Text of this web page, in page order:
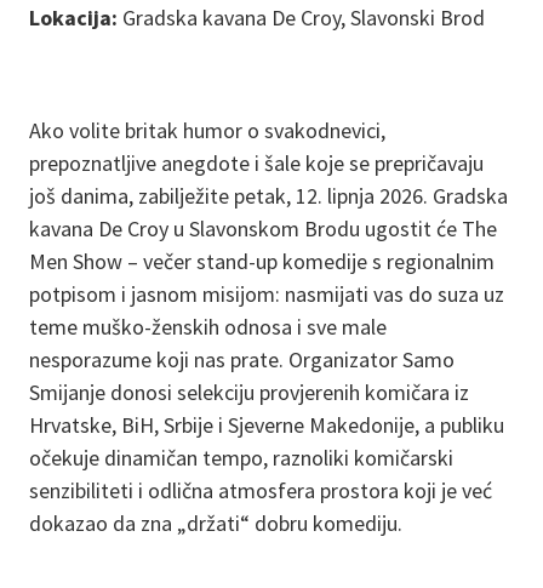
Lokacija: Gradska kavana De Croy, Slavonski Brod
Ako volite britak humor o svakodnevici,
prepoznatljive anegdote i šale koje se prepričavaju
još danima, zabilježite petak, 12. lipnja 2026. Gradska
kavana De Croy u Slavonskom Brodu ugostit će The
Men Show – večer stand-up komedije s regionalnim
potpisom i jasnom misijom: nasmijati vas do suza uz
teme muško-ženskih odnosa i sve male
nesporazume koji nas prate. Organizator Samo
Smijanje donosi selekciju provjerenih komičara iz
Hrvatske, BiH, Srbije i Sjeverne Makedonije, a publiku
očekuje dinamičan tempo, raznoliki komičarski
senzibiliteti i odlična atmosfera prostora koji je već
dokazao da zna „držati“ dobru komediju.